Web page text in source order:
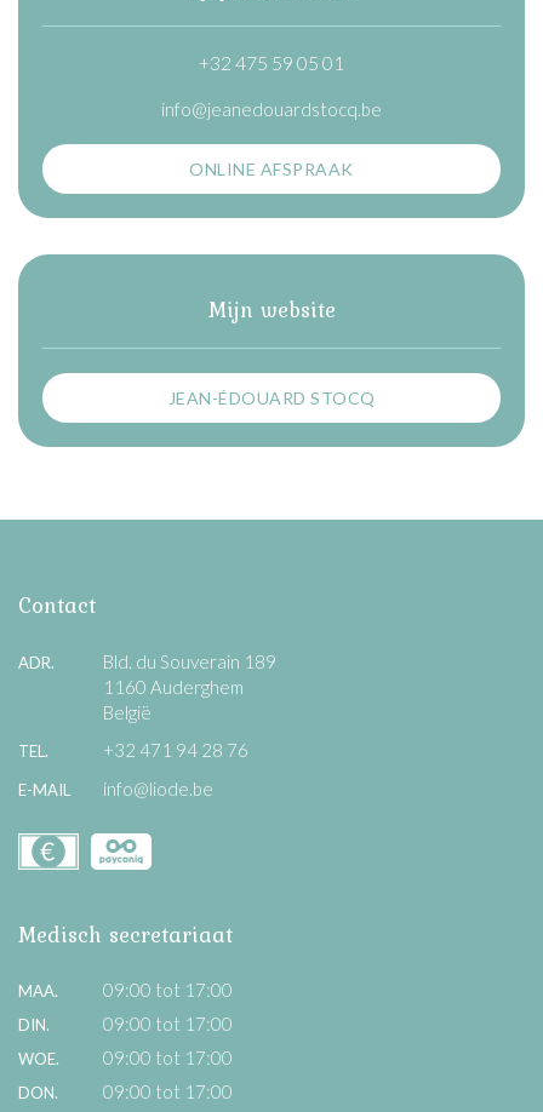
+32 475 59 05 01
info@jeanedouardstocq.be
ONLINE AFSPRAAK
Mijn website
JEAN-ÉDOUARD STOCQ
Contact
ADR.
Bld. du Souverain 189
1160 Auderghem
België
TEL. +32 471 94 28 76
E-MAIL info@liode.be
Medisch secretariaat
MAA. 09:00 tot 17:00
DIN. 09:00 tot 17:00
WOE. 09:00 tot 17:00
DON. 09:00 tot 17:00